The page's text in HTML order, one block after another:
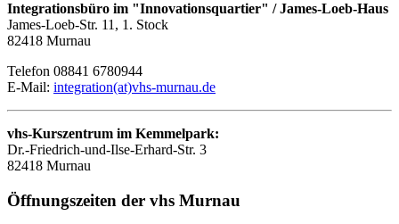
Integrationsbüro im "Innovationsquartier" / James-Loeb-Haus
James-Loeb-Str. 11, 1. Stock
82418 Murnau
Telefon 08841 6780944
E-Mail: integration(at)vhs-murnau.de
vhs-Kurszentrum im Kemmelpark:
Dr.-Friedrich-und-Ilse-Erhard-Str. 3
82418 Murnau
Öffnungszeiten der vhs Murnau